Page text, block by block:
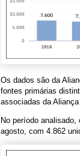
Os dados são da
fontes primárias
associadas da
No período
agosto, com 4.862